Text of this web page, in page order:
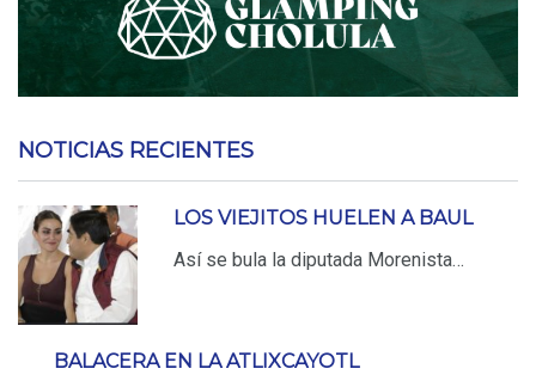
NOTICIAS RECIENTES
LOS VIEJITOS HUELEN A BAUL
Así se bula la diputada Morenista…
BALACERA EN LA ATLIXCAYOTL